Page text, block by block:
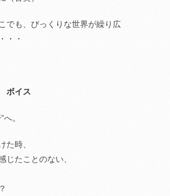
でも、びっくりな世界が繰り広
・・
ボイス
。
た時、
じたことのない、